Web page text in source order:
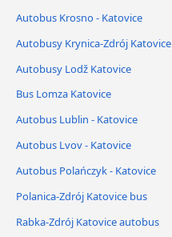
Autobus Krosno - Katovice
Autobusy Krynica-Zdrój Katovice
Autobusy Lodž Katovice
Bus Lomza Katovice
Autobus Lublin - Katovice
Autobus Lvov - Katovice
Autobus Polańczyk - Katovice
Polanica-Zdrój Katovice bus
Rabka-Zdrój Katovice autobus